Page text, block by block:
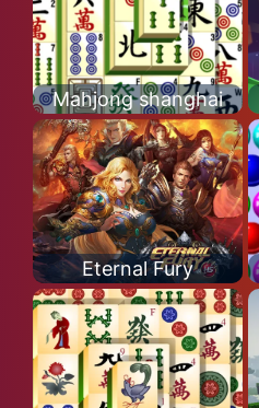
Mahjong shanghai
Eternal Fury